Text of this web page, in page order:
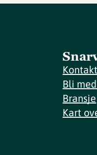
Bli
Bransje
Kart